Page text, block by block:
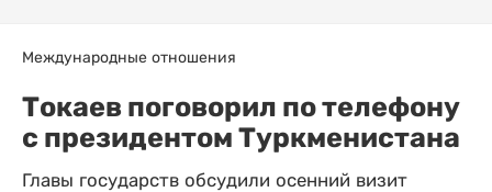
Международные отношения
Токаев поговорил по телефону
с президентом Туркменистана
Главы государств обсудили осенний визит